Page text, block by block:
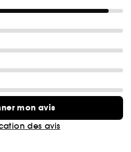
et de gardénia.
mon avis
des avis